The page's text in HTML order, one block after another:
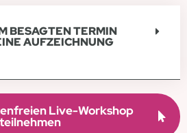
BESAGTEN TERMIN
AUFZEICHNUNG
Live-Workshop
teilnehmen